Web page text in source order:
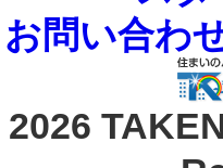
お問い合わ
2026